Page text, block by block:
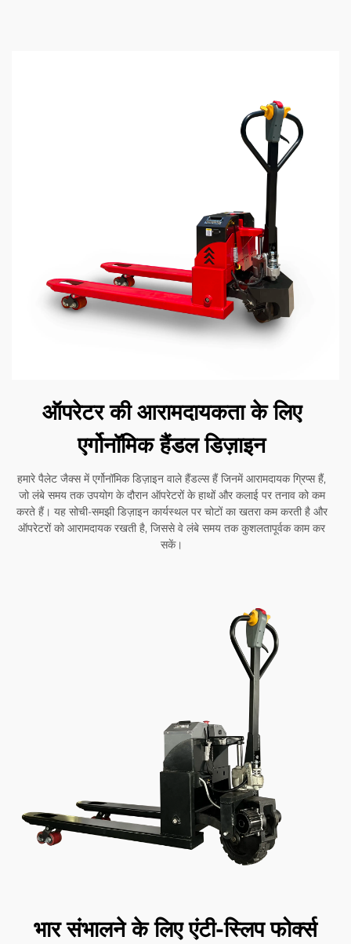
ऑपरेटर की आरामदायकता के लिए
एर्गोनॉमिक हैंडल डिज़ाइन
हमारे पैलेट जैक्स में एर्गोनॉमिक डिज़ाइन वाले हैंडल्स हैं जिनमें आरामदायक ग्रिप्स हैं,
जो लंबे समय तक उपयोग के दौरान ऑपरेटरों के हाथों और कलाई पर तनाव को कम
करते हैं। यह सोची-समझी डिज़ाइन कार्यस्थल पर चोटों का खतरा कम करती है और
ऑपरेटरों को आरामदायक रखती है, जिससे वे लंबे समय तक कुशलतापूर्वक काम कर
सकें।
भार संभालने के लिए एंटी-स्लिप फोर्क्स